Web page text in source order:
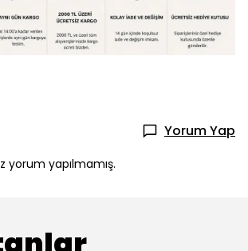
Yorum Yap
yorum yapılmamış.